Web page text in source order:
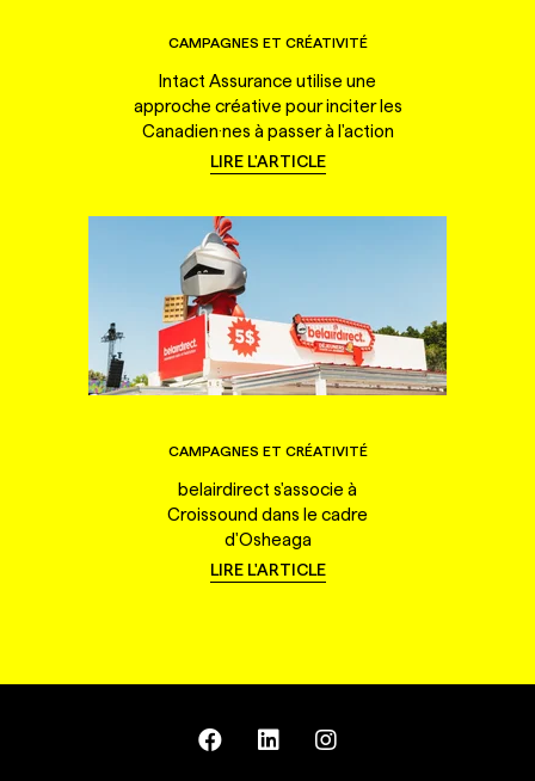
CAMPAGNES ET CRÉATIVITÉ
Intact Assurance utilise une
approche créative pour inciter les
Canadien·nes à passer à l'action
LIRE L'ARTICLE
CAMPAGNES ET CRÉATIVITÉ
belairdirect s'associe à
Croissound dans le cadre
d'Osheaga
LIRE L'ARTICLE